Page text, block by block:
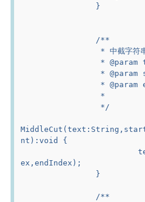
		}
		/**
* 中截字符
* @param
* @param
* @param
		 *
		 */
nt):void {
ex,endIndex);
		}
		/**